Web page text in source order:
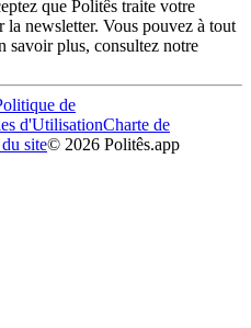
que Politês traite votre
la newsletter. Vous pouvez à tout
savoir plus, consultez notre
de
d'UtilisationCharte de
site© 2026 Politês.app